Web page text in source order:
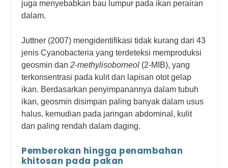
juga menyebabkan bau lumpur pada ikan perairan
dalam.
Juttner (2007) mengidentifikasi tidak kurang dari 43
jenis Cyanobacteria yang terdeteksi memproduksi
geosmin dan2-methylisoborneol (2-MIB), yang
terkonsentrasi pada kulit dan lapisan otot gelap
ikan. Berdasarkan penyimpanannya dalam tubuh
ikan, geosmin disimpan paling banyak dalam usus
halus, kemudian pada jaringan abdominal, kulit
dan paling rendah dalam daging.
Pemberokan hingga penambahan
khitosan pada pakan